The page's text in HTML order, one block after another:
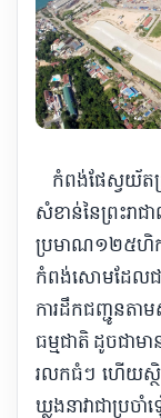
កំពង់ផែ​ស្វយ័ត​
សំខាន់​នៃ​ព្រះរាជ
ប្រមាណ​១២៥​ហិក
កំពង់សោម​ដែល
ការដឹកជញ្ជូន​ត
ធម្មជាតិ ដូចជា​ម
រលក​ធំៗ ហើយ​ស្ថិ
ឃ្លង​នាវា​ជាប្រច